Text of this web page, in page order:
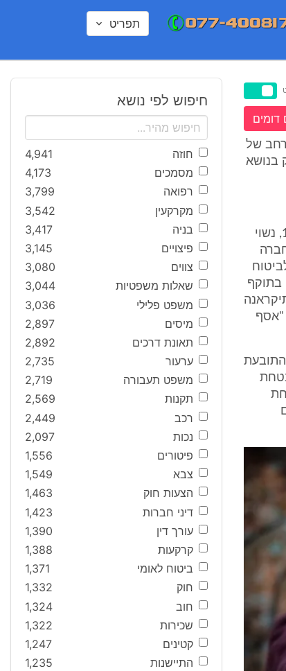
תפריט
דומים
של
בנושא
התובעת/הנתבעת שכנגד (להלן: "התובעת") הינה אלמנתו של המנוח, יליד 1973, נשוי
בתוקף
תיקראנה
"אסף
המבטחת
חיפוש לפי נושא
חוזה
4,941
מסמכים
4,173
רפואה
3,799
מקרקעין
3,542
בניה
3,417
פיצויים
3,145
צווים
3,080
שאלות משפטיות
3,044
משפט פלילי
3,036
מיסים
2,897
תאונת דרכים
2,892
ערעור
2,735
משפט תעבורה
2,719
תקנות
2,569
רכב
2,449
נכות
2,097
פיטורים
1,556
צבא
1,549
הצעות חוק
1,463
דיני חברות
1,423
עורך דין
1,390
קרקעות
1,388
ביטוח לאומי
1,371
חוק
1,332
חוב
1,324
שכירות
1,322
קטינים
1,247
התיישנות
1,235